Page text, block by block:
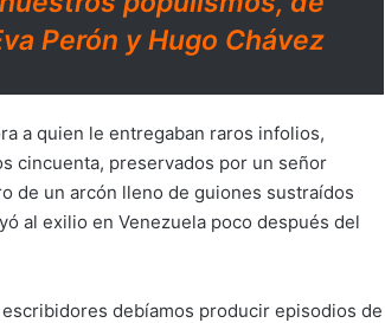
Perón y Hugo Chávez
a quien le entregaban raros infolios,
cincuenta, preservados por un señor
de un arcón lleno de guiones sustraídos
al exilio en Venezuela poco después del
debíamos producir episodios de